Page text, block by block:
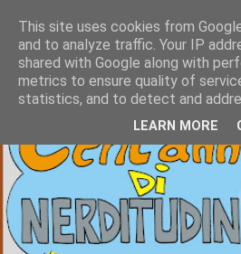
This site uses cookies from
and to analyze traffic. Your IP
shared with Google along with
metrics to ensure quality of
statistics, and to detect and
LEARN MORE